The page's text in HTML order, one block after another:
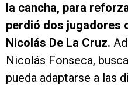
la cancha, para
perdió dos jugadores
Nicolás De La Cruz.
Nicolás Fonseca,
pueda adaptarse a las